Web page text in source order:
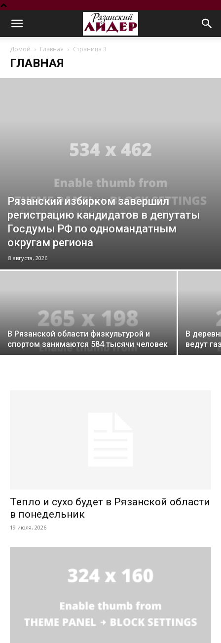
Домой Главная Страница 3
ГЛАВНАЯ
Рязанский избирком завершил
регистрацию кандидатов в депутаты
Госдумы РФ по одномандатным
округам региона
8 августа, 2026
В Рязанской области физкультурой и
спортом занимаются 584 тысячи человек
В
ведут
Тепло и сухо будет в Рязанской области
в понедельник
19 июля, 2026